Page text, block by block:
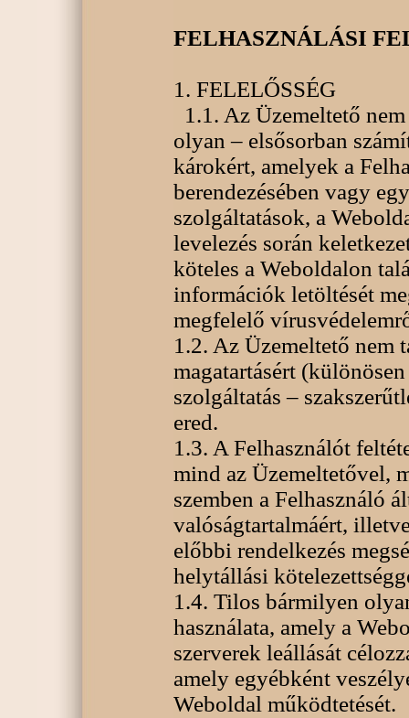
FELHASZNÁLÁSI
1. FELELŐSSÉG
1.1. Az Üzemeltető
olyan – elsősorban
károkért, amelyek a
berendezésében vagy
szolgáltatások, a
levelezés során
köteles a Weboldalon
információk letöltését
megfelelő
1.2. Az Üzemeltető nem
magatartásért
szolgáltatás –
ered.
1.3. A Felhasználót
mind az Üzemeltetővel,
szemben a Felhasználó
valóságtartalmáért,
előbbi rendelkezés
helytállási
1.4. Tilos bármilyen
használata, amely a
szerverek leállását
amely egyébként
Weboldal működtetését.